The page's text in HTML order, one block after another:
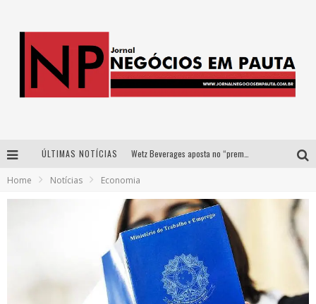
ÚLTIMAS NOTÍCIAS
Democratização do malte: Proibida utiliza estratégia de custo-benefício para o lazer do brasileiro
Home Notícias Economia